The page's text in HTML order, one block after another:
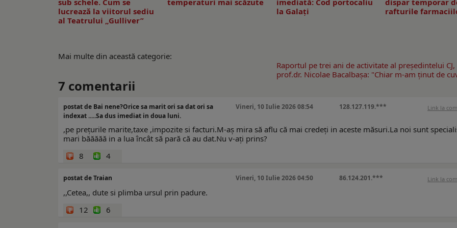
sub schele. Cum se
lucrează la viitorul sediu
al Teatrului „Gulliver”
temperaturi mai scăzute
imediată: Cod portocaliu
la Galaţi
dispar temporar
rafturile
Mai multe din această categorie:
Raportul pe trei ani de activitate al preşedintelui CJ,
prof.dr. Nicolae Bacalbaşa: "Chiar m-am ţinut de
7 comentarii
postat de Bai nene?Orice sa marit ori sa dat ori sa
indexat .....Sa dus imediat in doua luni.
Vineri, 10 Iulie 2026 08:54 128.127.119.*** Link la
,pe prețurile marite,taxe ,impozite si facturi.M-aș mira să aflu că mai credeți in aceste măsuri.La noi sunt
mari băăăăă in a lua încât să pară că au dat.Nu v-ați prins?
8
4
postat de Traian Vineri, 10 Iulie 2026 04:50 86.124.201.*** Link la
,,Cetea,, dute si plimba ursul prin padure.
12
6